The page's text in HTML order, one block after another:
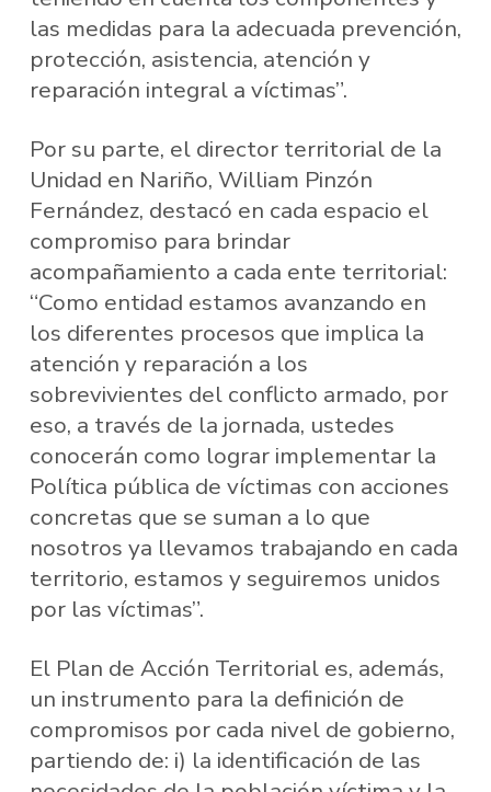
las medidas para la adecuada prevención,
protección, asistencia, atención y
reparación integral a víctimas”.
Por su parte, el director territorial de la
Unidad en Nariño, William Pinzón
Fernández, destacó en cada espacio el
compromiso para brindar
acompañamiento a cada ente territorial:
“Como entidad estamos avanzando en
los diferentes procesos que implica la
atención y reparación a los
sobrevivientes del conflicto armado, por
eso, a través de la jornada, ustedes
conocerán como lograr implementar la
Política pública de víctimas con acciones
concretas que se suman a lo que
nosotros ya llevamos trabajando en cada
territorio, estamos y seguiremos unidos
por las víctimas”.
El Plan de Acción Territorial es, además,
un instrumento para la definición de
compromisos por cada nivel de gobierno,
partiendo de: i) la identificación de las